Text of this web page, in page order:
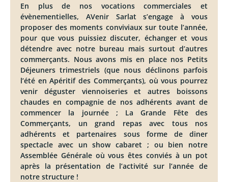
En plus de nos vocations commerciales et
évènementielles, AVenir Sarlat s’engage à vous
proposer des moments conviviaux sur toute l’année,
pour que vous puissiez discuter, échanger et vous
détendre avec notre bureau mais surtout d’autres
commerçants. Nous avons mis en place nos Petits
Déjeuners trimestriels (que nous déclinons parfois
l’été en Apéritif des Commerçants), où vous pourrez
venir déguster viennoiseries et autres boissons
chaudes en compagnie de nos adhérents avant de
commencer la journée ; La Grande Fête des
Commerçants, un grand repas avec tous nos
adhérents et partenaires sous forme de diner
spectacle avec un show cabaret ; ou bien notre
Assemblée Générale où vous êtes conviés à un pot
après la présentation de l’activité sur l’année de
notre structure !